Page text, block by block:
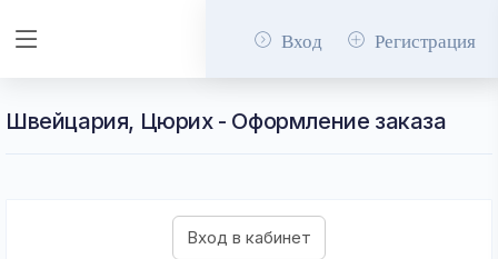
Вход Регистрация
Швейцария, Цюрих - Оформление заказа